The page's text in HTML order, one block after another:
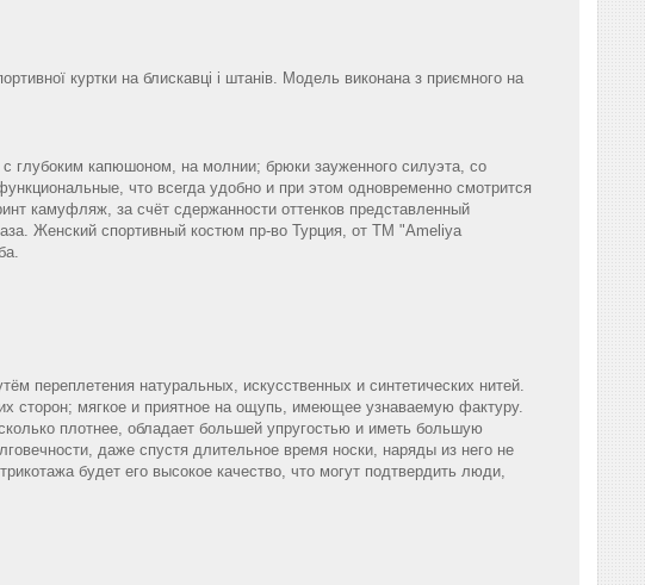
куртки на блискавці і штанів. Модель виконана з приємного на
глубоким капюшоном, на молнии; брюки зауженного силуэта, со
что всегда удобно и при этом одновременно смотрится
камуфляж, за счёт сдержанности оттенков представленный
Женский спортивный костюм пр-во Турция, от ТМ "Ameliya
переплетения натуральных, искусственных и синтетических нитей.
сторон; мягкое и приятное на ощупь, имеющее узнаваемую фактуру.
плотнее, обладает большей упругостью и иметь большую
даже спустя длительное время носки, наряды из него не
будет его высокое качество, что могут подтвердить люди,